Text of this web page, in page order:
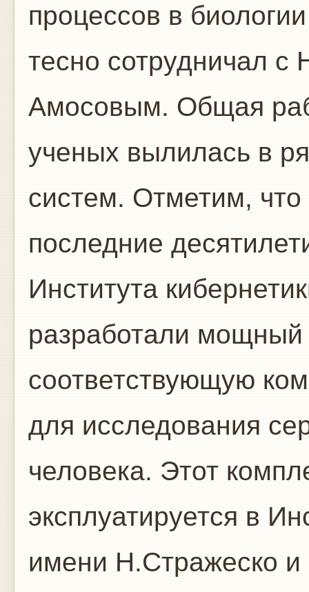
процессов в
тесно сотрудничал
Амосовым. Общая
ученых вылилась в
систем. Отметим,
последние
Института
разработали мощный
соответствующую
для исследования
человека. Этот
эксплуатируется в
имени Н.Стражеско